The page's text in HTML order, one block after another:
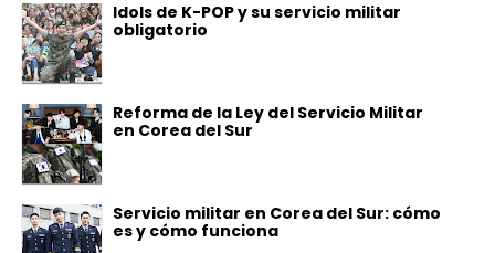
Idols de K-POP y su servicio militar
obligatorio
Reforma de la Ley del Servicio Militar
en Corea del Sur
Servicio militar en Corea del Sur: cómo
es y cómo funciona